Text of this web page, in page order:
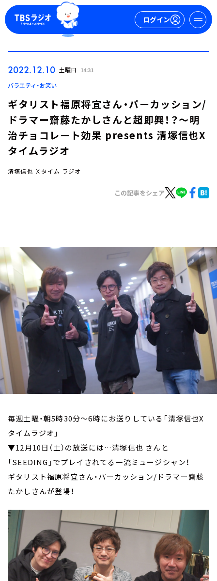
ログイン
ログイン
今日の番組表
YouTube
会社情報
2022.12.10 土曜日 14:31
バラエティ・お笑い
ギタリスト福原将宜さん・パーカッション/
ドラマー齋藤たかしさんと超即興！？～明
治チョコレート効果 presents 清塚信也X
タイムラジオ
清塚信也 Ｘタイム ラジオ
この記事をシェア
毎週土曜・朝5時30分～6時にお送りしている「清塚信也X
タイムラジオ」
▼12月10日（土）の放送には…清塚信也 さんと
「SEEDING」でプレイされてる一流ミュージシャン！
ギタリスト福原将宜さん・パーカッション/ドラマー齋藤
たかしさんが登場！